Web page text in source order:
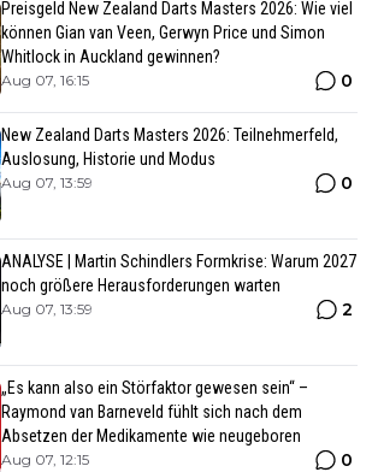
Preisgeld New Zealand Darts Masters 2026: Wie viel
können Gian van Veen, Gerwyn Price und Simon
Whitlock in Auckland gewinnen?
Aug 07, 16:15 0
New Zealand Darts Masters 2026: Teilnehmerfeld,
Auslosung, Historie und Modus
Aug 07, 13:59 0
ANALYSE | Martin Schindlers Formkrise: Warum 2027
noch größere Herausforderungen warten
Aug 07, 13:59 2
„Es kann also ein Störfaktor gewesen sein“ –
Raymond van Barneveld fühlt sich nach dem
Absetzen der Medikamente wie neugeboren
Aug 07, 12:15 0